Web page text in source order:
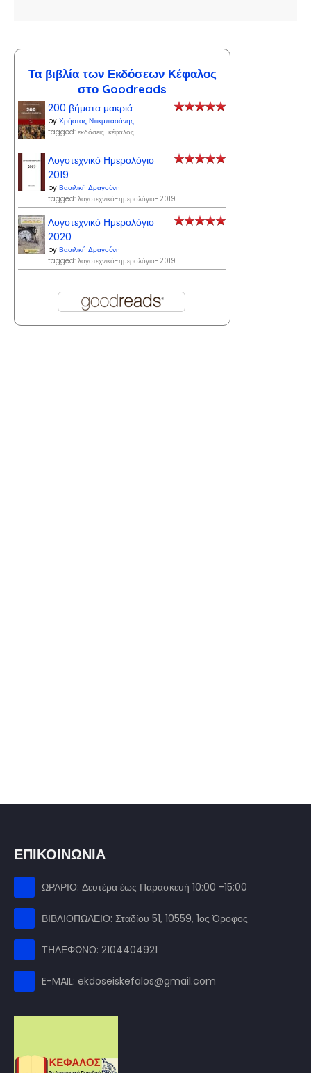
Τα βιβλία των Εκδόσεων Κέφαλος
στο Goodreads
200 βήματα μακριά
by Χρήστος Ντικμπασάνης
tagged: εκδόσεις-κέφαλος
Λογοτεχνικό Ημερολόγιο
2019
by Βασιλική Δραγούνη
tagged: λογοτεχνικό-ημερολόγιο-2019
Λογοτεχνικό Ημερολόγιο
2020
by Βασιλική Δραγούνη
tagged: λογοτεχνικό-ημερολόγιο-2019
ΕΠΙΚΟΙΝΩΝΙΑ
ΩΡΑΡΙΟ: Δευτέρα έως Παρασκευή 10:00 -15:00
ΒΙΒΛΙΟΠΩΛΕΙΟ: Σταδίου 51, 10559, 1ος Όροφος
ΤΗΛΕΦΩΝΟ: 2104404921
E-MAIL: ekdoseiskefalos@gmail.com